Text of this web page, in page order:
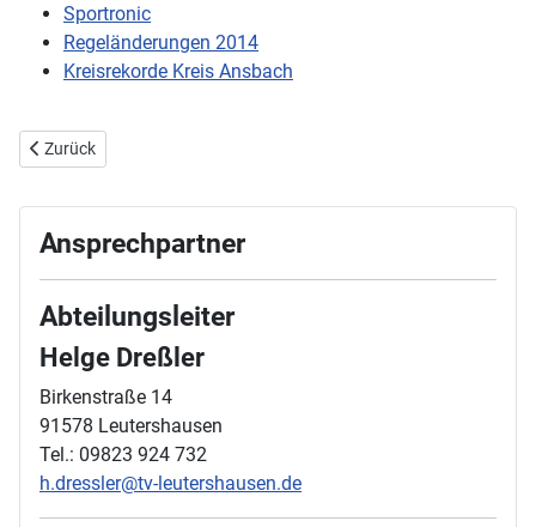
Sportronic
Regeländerungen 2014
Kreisrekorde Kreis Ansbach
Vorheriger Beitrag: Trainingszeiten
Zurück
Ansprechpartner
Abteilungsleiter
Helge Dreßler
Birkenstraße 14
91578 Leutershausen
Tel.: 09823 924 732
h.dressler@tv-leutershausen.de